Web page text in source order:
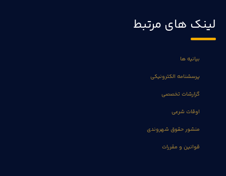
لینک های مرتبط
بیانیه ها
پرسشنامه الکترونیکی
گزارشات تخصصی
اوقات شرعی
منشور حقوق شهروندی
قوانین و مقررات